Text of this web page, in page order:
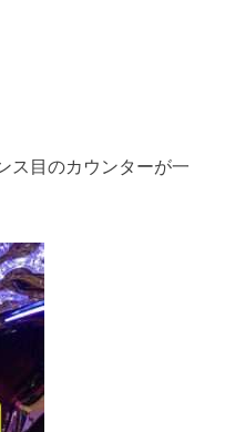
ス目のカウンターが一